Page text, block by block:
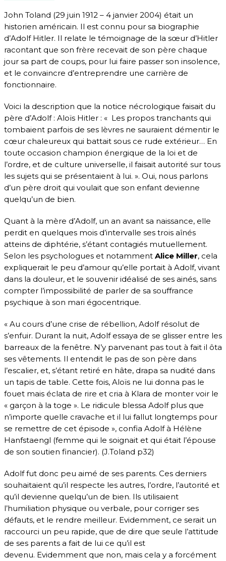
John Toland (29 juin 1912 – 4 janvier 2004) était un
historien américain. Il est connu pour sa biographie
d’Adolf Hitler. Il relate le témoignage de la sœur d’Hitler
racontant que son frère recevait de son père chaque
jour sa part de coups, pour lui faire passer son insolence,
et le convaincre d’entreprendre une carrière de
fonctionnaire.
Voici la description que la notice nécrologique faisait du
père d’Adolf : Aloïs Hitler : « Les propos tranchants qui
tombaient parfois de ses lèvres ne sauraient démentir le
cœur chaleureux qui battait sous ce rude extérieur… En
toute occasion champion énergique de la loi et de
l’ordre, et de culture universelle, il faisait autorité sur tous
les sujets qui se présentaient à lui. ». Oui, nous parlons
d’un père droit qui voulait que son enfant devienne
quelqu’un de bien.
Quant à la mère d’Adolf, un an avant sa naissance, elle
perdit en quelques mois d’intervalle ses trois aînés
atteins de diphtérie, s’étant contagiés mutuellement.
Selon les psychologues et notamment Alice Miller, cela
expliquerait le peu d’amour qu’elle portait à Adolf, vivant
dans la douleur, et le souvenir idéalisé de ses ainés, sans
compter l’impossibilité de parler de sa souffrance
psychique à son mari égocentrique.
« Au cours d’une crise de rébellion, Adolf résolut de
s’enfuir. Durant la nuit, Adolf essaya de se glisser entre les
barreaux de la fenêtre. N’y parvenant pas tout à fait il ôta
ses vêtements. Il entendit le pas de son père dans
l’escalier, et, s’étant retiré en hâte, drapa sa nudité dans
un tapis de table. Cette fois, Aloïs ne lui donna pas le
fouet mais éclata de rire et cria à Klara de monter voir le
« garçon à la toge ». Le ridicule blessa Adolf plus que
n’importe quelle cravache et il lui fallut longtemps pour
se remettre de cet épisode », confia Adolf à Hélène
Hanfstaengl (femme qui le soignait et qui était l’épouse
de son soutien financier). (J.Toland p32)
Adolf fut donc peu aimé de ses parents. Ces derniers
souhaitaient qu’il respecte les autres, l’ordre, l’autorité et
qu’il devienne quelqu’un de bien. Ils utilisaient
l’humiliation physique ou verbale, pour corriger ses
défauts, et le rendre meilleur. Evidemment, ce serait un
raccourci un peu rapide, que de dire que seule l’attitude
de ses parents a fait de lui ce qu’il est
devenu. Evidemment que non, mais cela y a forcément